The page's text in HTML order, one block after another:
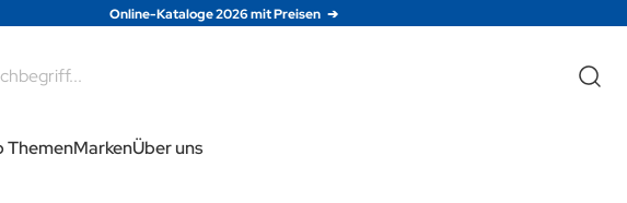
Online-Kataloge 2026 mit Preisen
ThemenMarkenÜber uns